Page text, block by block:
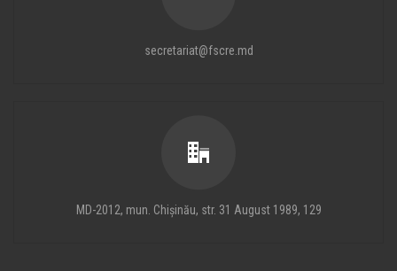
secretariat@fscre.md
MD-2012, mun. Chișinău, str. 31 August 1989, 129